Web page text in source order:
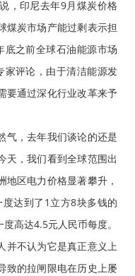
，印尼去年9月煤炭价格
煤炭市场产能过剩表示担
之前全球石油能源市场
家评论，由于清洁能源发
要通过深化行业改革来予
气，去年我们谈论的还是
天，我们看到全球范围出
区电力价格显著攀升，
达到了1立方8块多钱的
高达4.5元人民币每度。
并不认为它是真正意义上
致的拉闸限电在历史上屡